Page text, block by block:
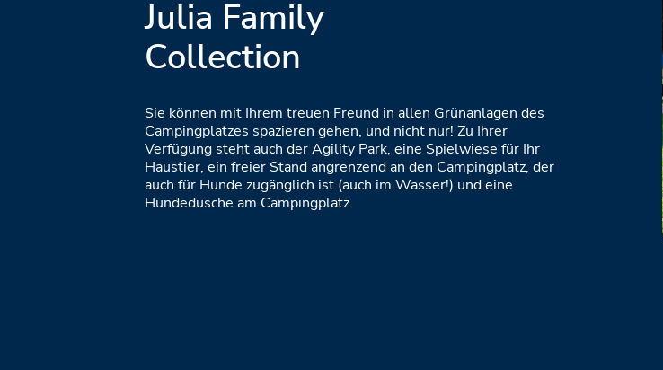
Julia Family
Collection
Sie können mit Ihrem treuen Freund in allen Grünanlagen des
Campingplatzes spazieren gehen, und nicht nur! Zu Ihrer
Verfügung steht auch der Agility Park, eine Spielwiese für Ihr
Haustier, ein freier Stand angrenzend an den Campingplatz, der
auch für Hunde zugänglich ist (auch im Wasser!) und eine
Hundedusche am Campingplatz.